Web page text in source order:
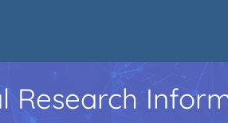
Research